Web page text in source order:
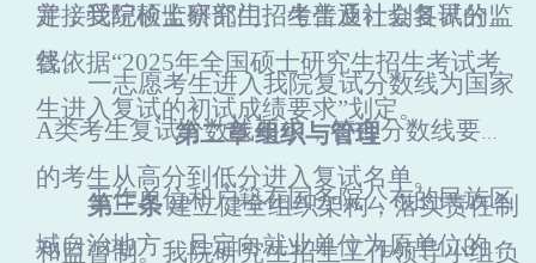
并接受纪检监察部门、考生及社会各界的监
督。
第二章组织与管理
第三条建立健全组织架构，落实责任制
和监督制。我院研究生招生工作领导小组负
定，我院硕士研究生招生普通计划复试分数
线依据“2025年全国硕士研究生招生考试考
生进入复试的初试成绩要求”划定。
一志愿考生进入我院复试分数线为国家
A类考生复试分数线要求，符合分数线要求
的考生从高分到低分进入复试名单。
工作单位和户籍在国务院公布的民族区
域自治地方，且定向就业单位为原单位的少